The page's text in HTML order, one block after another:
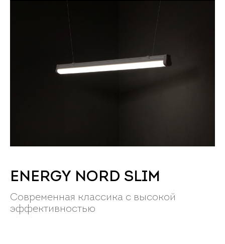
ENERGY NORD SLIM
Современная классика с высокой
эффективностью